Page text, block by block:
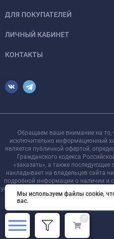
ДЛЯ ПОКУПАТЕЛЕЙ
ЛИЧНЫЙ КАБИНЕТ
КОНТАКТЫ
Обращаем ваше внимание на то,
исключительно информационный
является публичной офертой,
Гражданского кодекса
«заказать», а также
накладывает на владельцев сайта
подробной информации о наличии и
услуг, пожалуйста, обращайтесь к
формы связи или по
0
Мы используем файлы cookie,
вас.